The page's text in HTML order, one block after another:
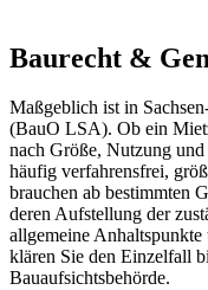
Baurecht &
Maßgeblich ist in
(BauO LSA). Ob ein
nach Größe, Nutzung
häufig verfahrensfrei,
brauchen ab bestimmten
deren Aufstellung der
allgemeine
klären Sie den Einzelfall
Bauaufsichtsbehörde.